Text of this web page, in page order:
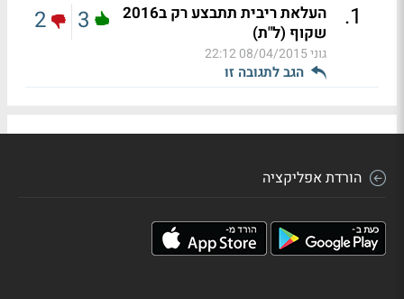
1
.
העלאת ריבית תתבצע רק ב2016
שקוף (ל"ת)
גוני08/04/2015 22:12
הגב לתגובה זו
3
2
הורדת אפליקציה